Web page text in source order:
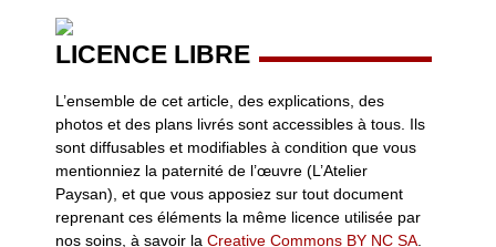
LICENCE LIBRE
L’ensemble de cet article, des explications, des
photos et des plans livrés sont accessibles à tous. Ils
sont diffusables et modifiables à condition que vous
mentionniez la paternité de l’œuvre (L’Atelier
Paysan), et que vous apposiez sur tout document
reprenant ces éléments la même licence utilisée par
nos soins, à savoir la Creative Commons BY NC SA.